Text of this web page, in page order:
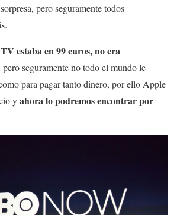
pero seguramente todos
estaba en 99 euros, no era
pero seguramente no todo el mundo le
para pagar tanto dinero, por ello Apple
yahora lo podremos encontrar por